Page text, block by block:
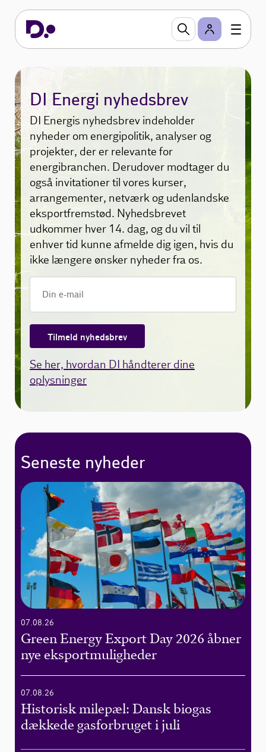
Nyheder
Vær på forkant med, hvad der sker indenfor energi
- få DI Energis nyhedsbrev.
indsigt med vores analyser.
DI Energi nyhedsbrev
DI Energis nyhedsbrev indeholder
nyheder om energipolitik, analyser og
projekter, der er relevante for
energibranchen. Derudover modtager du
også invitationer til vores kurser,
arrangementer, netværk og udenlandske
eksportfremstød. Nyhedsbrevet
udkommer hver 14. dag, og du vil til
enhver tid kunne afmelde dig igen, hvis du
ikke længere ønsker nyheder fra os.
Tilmeld nyhedsbrev
Se her, hvordan DI håndterer dine
oplysninger
Seneste nyheder
07.08.26
Green Energy Export Day 2026 åbner
nye eksportmuligheder
07.08.26
Historisk milepæl: Dansk biogas
dækkede gasforbruget i juli